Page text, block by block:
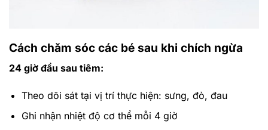
Cách chăm sóc các bé sau khi chích ngừa
24 giờ đầu sau tiêm:
Theo dõi sát tại vị trí thực hiện: sưng, đỏ, đau
Ghi nhận nhiệt độ cơ thể mỗi 4 giờ